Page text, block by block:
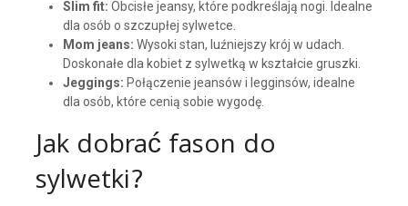
Slim fit: Obcisłe jeansy, które podkreślają nogi. Idealne
dla osób o szczupłej sylwetce.
Mom jeans: Wysoki stan, luźniejszy krój w udach.
Doskonałe dla kobiet z sylwetką w kształcie gruszki.
Jeggings: Połączenie jeansów i legginsów, idealne
dla osób, które cenią sobie wygodę.
Jak dobrać fason do
sylwetki?